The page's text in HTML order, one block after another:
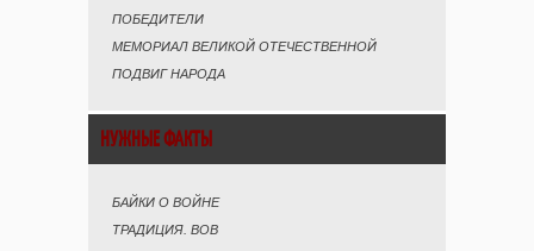
ПОБЕДИТЕЛИ
МЕМОРИАЛ ВЕЛИКОЙ ОТЕЧЕСТВЕННОЙ
ПОДВИГ НАРОДА
НУЖНЫЕ ФАКТЫ
БАЙКИ О ВОЙНЕ
ТРАДИЦИЯ. ВОВ